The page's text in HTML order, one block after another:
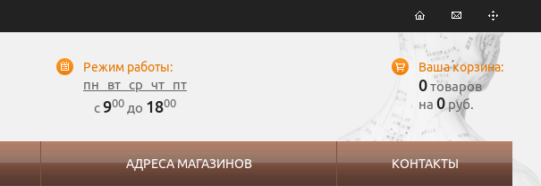
Режим работы:
пн вт ср чт пт
с900 до 1800
Ваша корзина:
0товаров
на 0 руб.
АДРЕСА МАГАЗИНОВ КОНТАКТЫ